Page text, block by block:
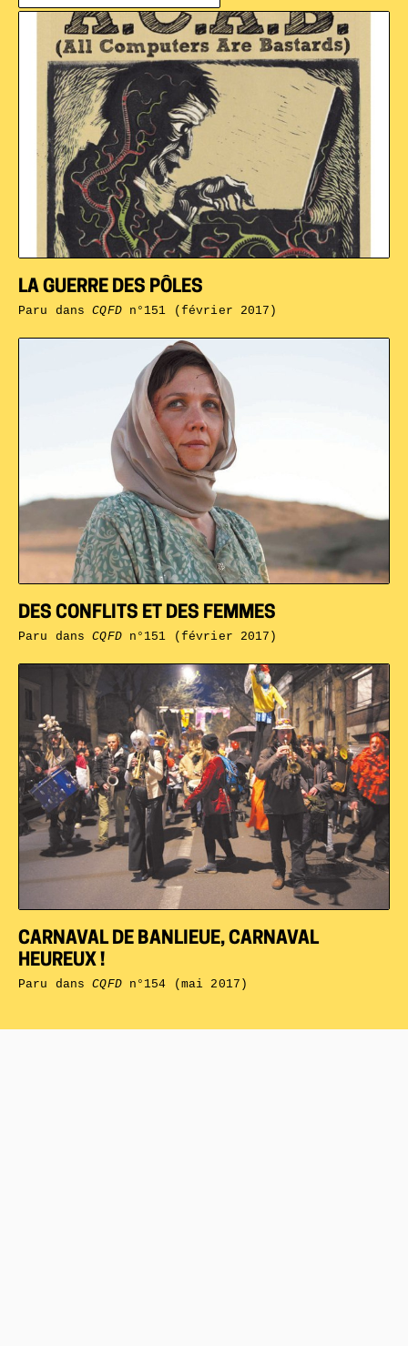
CARNAVAL DE BANLIEUE, CARNAVAL
HEUREUX !
Paru dansCQFDn°154 (mai 2017)
DES CONFLITS ET DES FEMMES
Paru dansCQFDn°151 (février 2017)
LA GUERRE DES PÔLES
Paru dansCQFDn°151 (février 2017)